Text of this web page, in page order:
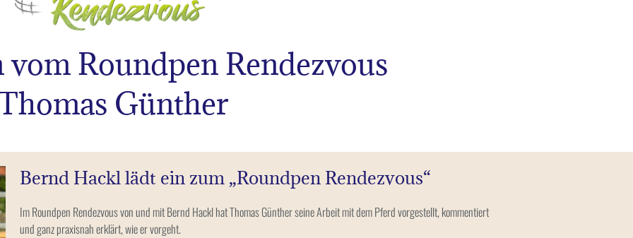
Günther
Roundpen Rendezvous
Günther
Bernd Hackl lädt ein zum „Roundpen Rendezvous“
Im Roundpen Rendezvous von und mit Bernd Hackl hat Thomas Günther seine Arbeit mit dem Pferd vorgestellt, kommentiert
und ganz praxisnah erklärt, wie er vorgeht.